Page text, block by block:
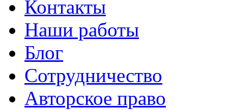
Контакты
Наши работы
Блог
Сотрудничество
Авторское право